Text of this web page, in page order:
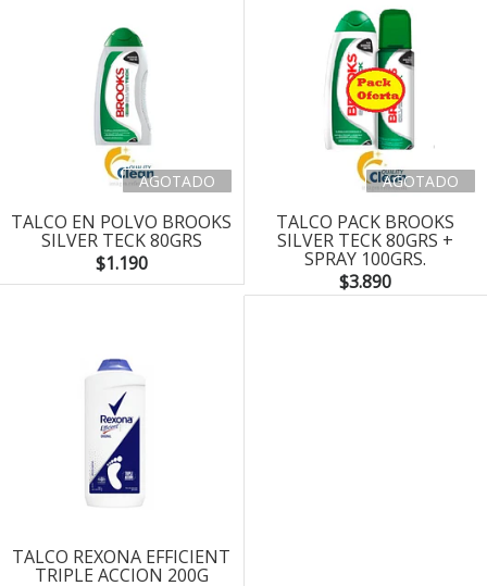
AGOTADO
TALCO EN POLVO BROOKS
SILVER TECK 80GRS
$1.190
AGOTADO
TALCO PACK BROOKS
SILVER TECK 80GRS +
SPRAY 100GRS.
$3.890
TALCO REXONA EFFICIENT
TRIPLE ACCION 200G